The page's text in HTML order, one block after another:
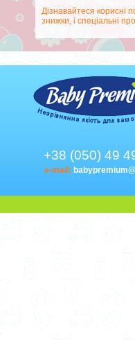
Дізнавайтеся корисні
знижки, і спеціальні
+38 (050) 49
e-mail: